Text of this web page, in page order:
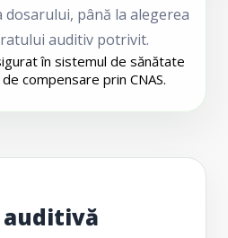
până la alegerea
auditiv potrivit.
în sistemul de sănătate
compensare prin CNAS.
auditivă